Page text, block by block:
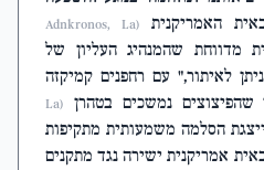
האמריקנית
(Adnkronos, La
מדווחת שהמנהיג העליון של
לאיתור," עם רחפנים קמיקזה
נמשכים בטהרן
(La
הסלמה משמעותית מתקיפות
אמריקנית ישירה נגד מתקנים